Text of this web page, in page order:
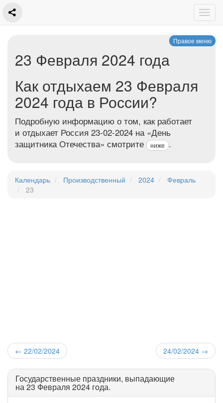
Правое меню
23 Февраля 2024 года
Как отдыхаем 23 Февраля
2024 года в России?
Подробную информацию о том, как работает
и отдыхает Россия 23-02-2024 на «День
защитника Отечества» смотрите
ниже .
Календарь Производственный 2024
Февраль
23
← 22/02/2024 24/02/2024 →
Государственные праздники, выпадающие
на 23 Февраля 2024 года.